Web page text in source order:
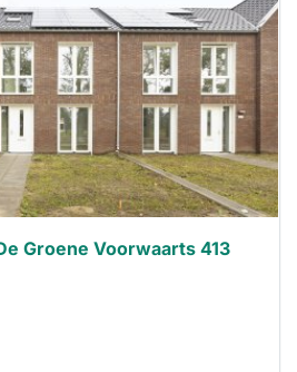
Groene Voorwaarts 413